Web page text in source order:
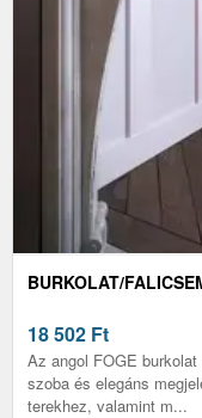
BURKOLAT/
18 502 Ft
Az angol FOGE
szoba és elegáns
terekhez, valamint m...